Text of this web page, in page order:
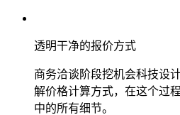
透明干净的报价方式
商务洽谈阶段挖机会科技设
解价格计算方式，在这个过
中的所有细节。